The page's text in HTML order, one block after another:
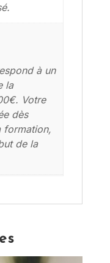
à un
la
Votre
dès
formation,
de la